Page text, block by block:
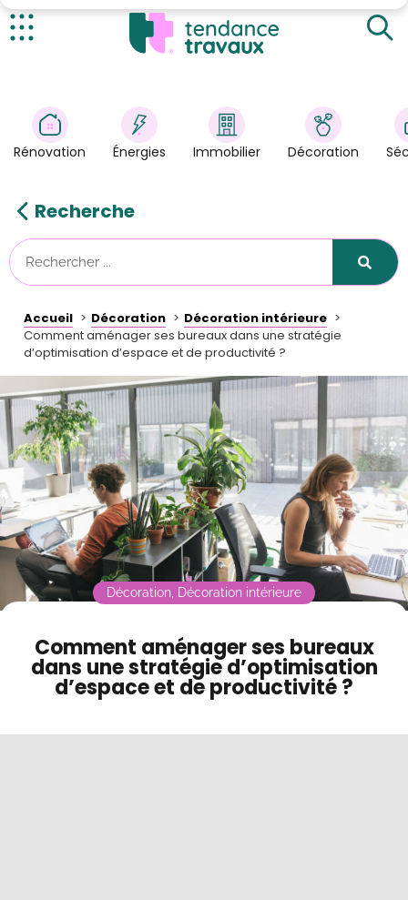
Énergies
Immobilier
Astuces/DIY
Tendance Travaux
Kit partenaire
À propos
Contact
Mode sombre
Rénovation Énergies Immobilier Décoration
Recherche
Accueil Décoration
Décoration intérieure
Comment aménager ses bureaux dans une stratégie
d’optimisation d’espace et de productivité ?
L'utilisation créative des espaces communs
Un mobilier bien agencé pour une productivité
employés ?
Comment aménager ses bureaux
dans une stratégie d’optimisation
d’espace et de productivité ?
Décoration Décoration intérieure